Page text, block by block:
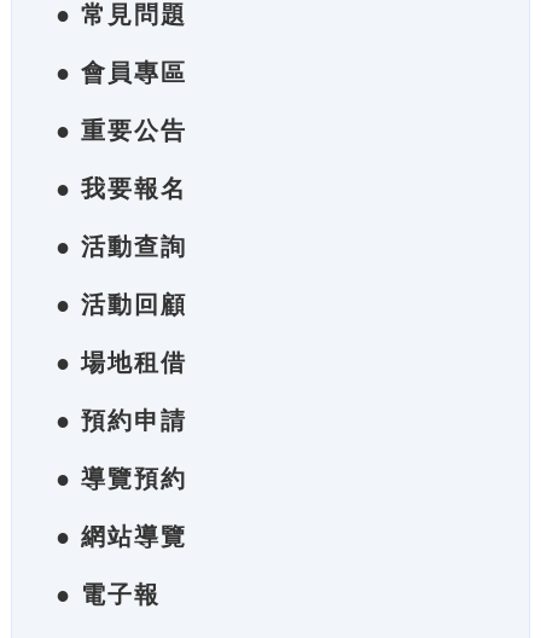
● 常見問題
● 會員專區
● 重要公告
● 我要報名
● 活動查詢
● 活動回顧
● 場地租借
● 預約申請
● 導覽預約
● 網站導覽
● 電子報